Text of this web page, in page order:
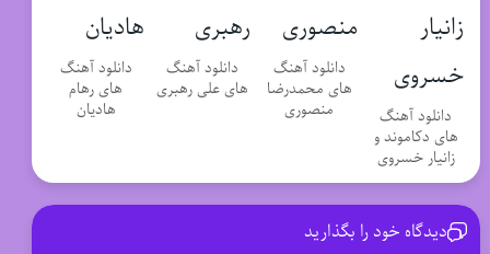
دانلود آهنگ
های دکاموند و
زانیار خسروی
دانلود آهنگ
های محمدرضا
منصوری
دانلود آهنگ
های علی رهبری
دانلود آهنگ
های رهام
هادیان
دیدگاه خود را بگذارید